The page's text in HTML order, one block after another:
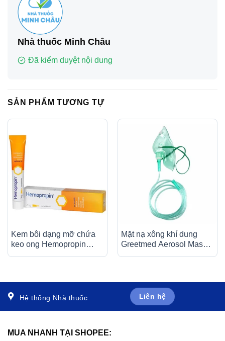
Nhà thuốc Minh Châu
Đã kiểm duyệt nội dung
SẢN PHẨM TƯƠNG TỰ
Kem bôi dạng mỡ chứa
keo ong Hemopropin
Mặt nạ xông khí dung
Greetmed Aerosol Mask
Hệ thống Nhà thuốc Liên hệ
MUA NHANH TẠI SHOPEE: